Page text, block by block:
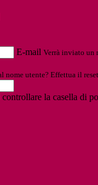
E-mail Verrà inviato un
nome utente? Effettua il
la casella di